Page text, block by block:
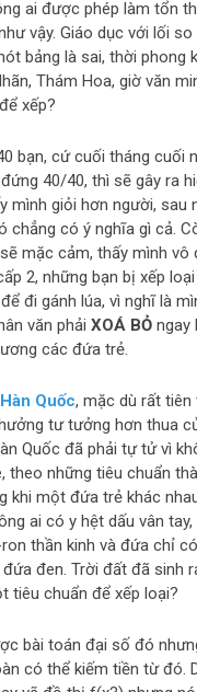
ai được phép làm tổn
vậy. Giáo dục với lối
bảng là sai, thời phong
Thám Hoa, giờ văn
xếp?
bạn, cứ cuối tháng cuối
40/40, thì sẽ gây ra
mình giỏi hơn người, sau
chẳng có ý nghĩa gì cả.
mặc cảm, thấy mình vô
2, những bạn bị xếp
đi gánh lúa, vì nghĩ là
văn phải XOÁ BỎngay
các đứa trẻ.
Hàn Quốc, mặc dù rất
tư tưởng hơn thua
Quốc đã phải tự tử vì
theo những tiêu chuẩn
khi một đứa trẻ khác
ai có y hệt dấu vân
thần kinh và đứa chỉ
đen. Trời đất đã sinh
tiêu chuẩn để xếp loại?
bài toán đại số đó
có thể kiếm tiền từ đó.